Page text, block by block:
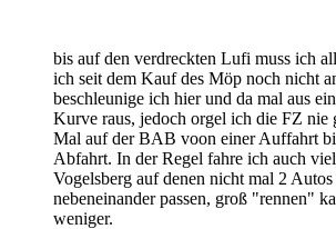
bis auf den verdreckten Lufi muss ich
ich seit dem Kauf des Möp noch nicht
beschleunige ich hier und da mal aus
Kurve raus, jedoch orgel ich die FZ nie
Mal auf der BAB voon einer Auffahrt
Abfahrt. In der Regel fahre ich auch
Vogelsberg auf denen nicht mal 2
nebeneinander passen, groß "rennen"
weniger.